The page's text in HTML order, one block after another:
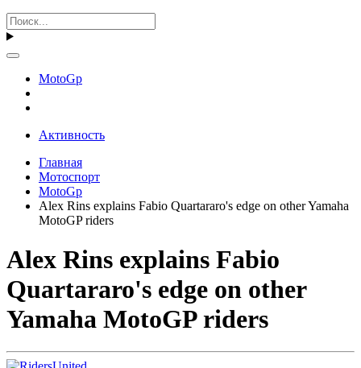
MotoGp
Активность
Главная
Мотоспорт
MotoGp
Alex Rins explains Fabio Quartararo's edge on other Yamaha
MotoGP riders
Alex Rins explains Fabio
Quartararo's edge on other
Yamaha MotoGP riders